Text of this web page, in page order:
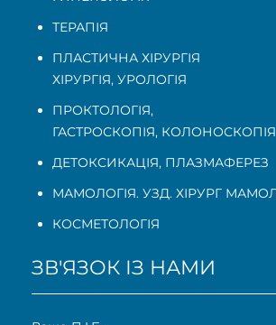
ТЕРАПІЯ
ПЛАСТИЧНА ХІРУРГІЯ
ХІРУРГІЯ, УРОЛОГІЯ
ПРОКТОЛОГІЯ,
ГАСТРОСКОПІЯ, КОЛОНОСКОПІЯ
ДЕТОКСИКАЦІЯ, ПЛАЗМАФЕРЕЗ
МАМОЛОГІЯ. УЗД. ХІРУРГ
КОСМЕТОЛОГІЯ
ЗВ'ЯЗОК ІЗ НАМИ